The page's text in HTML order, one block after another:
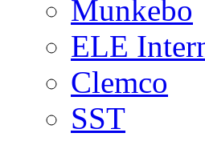
Munkebo
ELE
Clemco
SST